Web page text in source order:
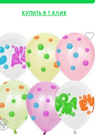
КУПИТЬ В 1 КЛИК